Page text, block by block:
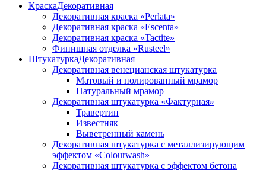
КраскаДекоративная
Декоративная краска «Perlata»
Декоративная краска «Escenta»
Декоративная краска «Tactite»
Финишная отделка «Rusteel»
ШтукатуркаДекоративная
Декоративная венецианская штукатурка
Матовый и полированный мрамор
Натуральный мрамор
Декоративная штукатурка «Фактурная»
Травертин
Известняк
Выветренный камень
Декоративная штукатурка с металлизирующим
эффектом «Colourwash»
Декоративная штукатурка с эффектом бетона